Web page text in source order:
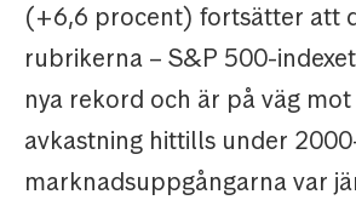
(+6,6 procent) fortsätter att
rubrikerna – S&P 500-
nya rekord och är på väg
avkastning hittills under
marknadsuppgångarna var